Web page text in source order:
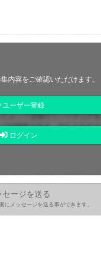
内容をご確認いただけます。
ユーザー登録
ログイン
セージを送る
にメッセージを送る事ができます。